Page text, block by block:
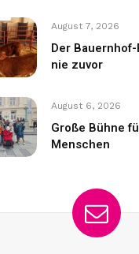
August 7, 2026
Der
nie zuvor
August 6, 2026
Große Bühne
Menschen